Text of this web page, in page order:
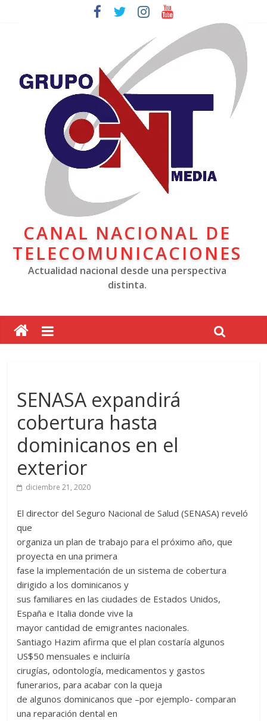
CANAL NACIONAL DE
TELECOMUNICACIONES
Actualidad nacional desde una perspectiva
distinta.
SENASA expandirá
cobertura hasta
dominicanos en el
exterior
diciembre 21, 2020
El director del Seguro Nacional de Salud (SENASA) reveló
que
organiza un plan de trabajo para el próximo año, que
proyecta en una primera
fase la implementación de un sistema de cobertura
dirigido a los dominicanos y
sus familiares en las ciudades de Estados Unidos,
España e Italia donde vive la
mayor cantidad de emigrantes nacionales.
Santiago Hazim afirma que el plan costaría algunos
US$50 mensuales e incluiría
cirugías, odontología, medicamentos y gastos
funerarios, para acabar con la queja
de algunos dominicanos que –por ejemplo- comparan
una reparación dental en